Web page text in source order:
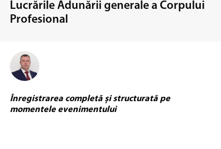
Lucrările Adunării generale a Corpului
Profesional
Înregistrarea completă și structurată pe
momentele evenimentului